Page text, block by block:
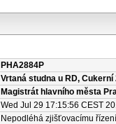
PHA2884P
Vrtaná studna u RD,
Magistrát hlavního města
Wed Jul 29 17:15:56 CEST
Nepodléhá zjišťovacímu řízení